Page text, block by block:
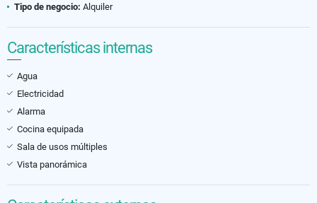
Tipo de negocio: Alquiler
Características internas
Agua
Electricidad
Alarma
Cocina equipada
Sala de usos múltiples
Vista panorámica